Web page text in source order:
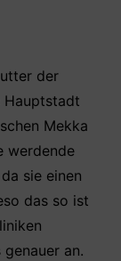
der
Hauptstadt
Mekka
werdende
sie einen
das so ist
an.